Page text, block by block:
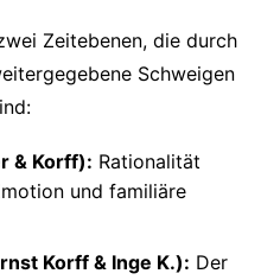
Zeitebenen, die durch
Schweigen
& Korff): Rationalität
und familiäre
Korff & Inge K.): Der